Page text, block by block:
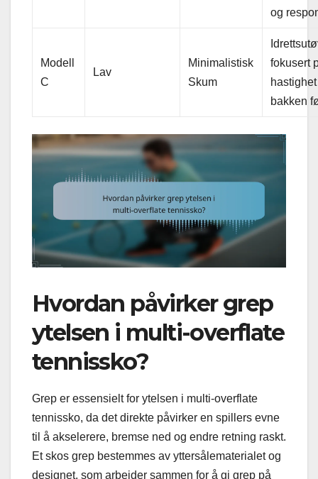
og
Modell
C
Lav
Minimalistisk
Skum
fokusert
bakken
Hvordan påvirker grep
ytelsen i multi-overflate
tennissko?
Grep er essensielt for ytelsen i multi-overflate
tennissko, da det direkte påvirker en spillers evne
til å akselerere, bremse ned og endre retning raskt.
Et skos grep bestemmes av yttersålematerialet og
designet, som arbeider sammen for å gi grep på